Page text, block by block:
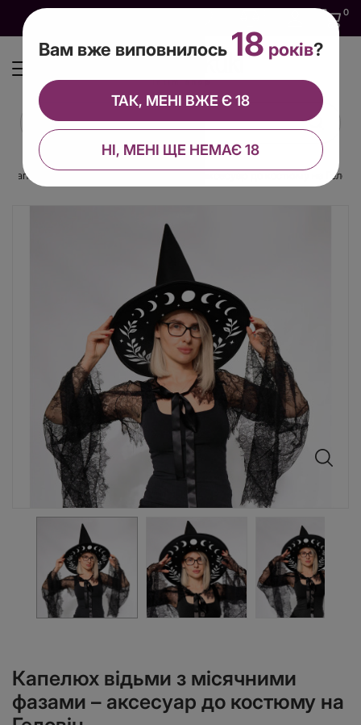
0
Капелюх відьми з місячними фазами – аксесуар до костюму на Геловін
Капелюх відьми з місячними
фазами – аксесуар до костюму на
Вам вже виповнилось 18 років?
НІ, МЕНІ ЩЕ НЕМАЄ 18
ТАК, МЕНІ ВЖЕ Є 18